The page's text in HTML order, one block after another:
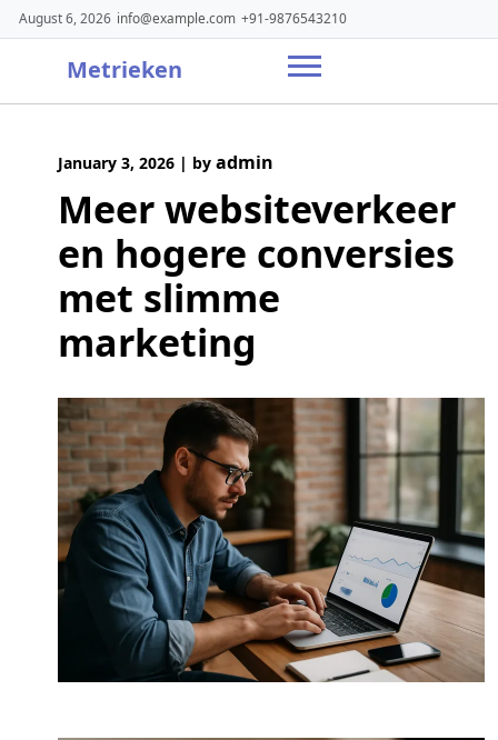
Skip
to
August 6, 2026 info@example.com +91-9876543210
Metrieken
January 3, 2026 | by admin
Meer websiteverkeer
en hogere conversies
met slimme
marketing